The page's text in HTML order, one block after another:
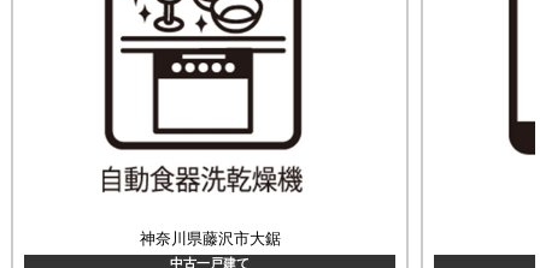
神奈川県藤沢市大鋸
中古一戸建て